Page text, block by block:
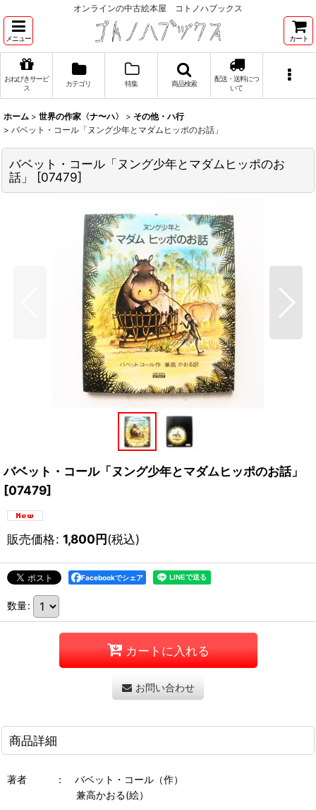
オンラインの中古絵本屋 コトノハブックス
メニュー カート
おねびきサービ
ス
カテゴリ 特集 商品検索
配送・送料につ
いて
ホーム > 世界の作家〈ナ〜ハ〉 > その他・ハ行
> バベット・コール「ヌング少年とマダムヒッポのお話」
バベット・コール「ヌング少年とマダムヒッポのお
話」
[07479]
バベット・コール「ヌング少年とマダムヒッポのお話」
[07479]
販売価格: 1,800円(税込)
Facebookでシェア
数量:
カートに入れる
お問い合わせ
商品詳細
著者 ： バベット・コール（作）
兼高かおる(絵）